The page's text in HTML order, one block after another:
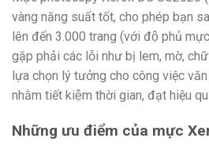
vàng năng suất tốt, cho phép bạn
lên đến 3.000 trang (với độ phủ
gặp phải các lỗi như bị lem, mờ,
lựa chọn lý tưởng cho công việc
nhằm tiết kiệm thời gian, đạt hiệu
Những ưu điểm của mực